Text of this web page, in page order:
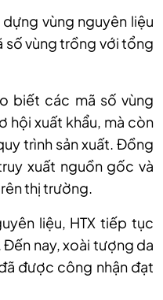
vùng nguyên liệu
số vùng trồng với tổng
biết các mã số vùng
hội xuất khẩu, mà còn
trình sản xuất. Đồng
xuất nguồn gốc và
thị trường.
liệu, HTX tiếp tục
nay, xoài tượng da
được công nhận đạt